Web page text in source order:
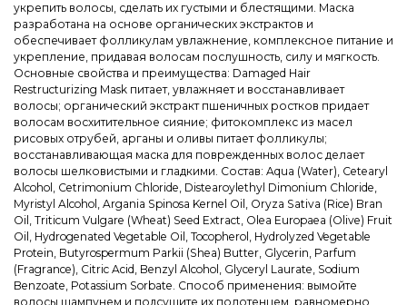
укрепить волосы, сделать их густыми и блестящими. Маска
разработана на основе органических экстрактов и
обеспечивает фолликулам увлажнение, комплексное питание и
укрепление, придавая волосам послушность, силу и мягкость.
Основные свойства и преимущества: Damaged Hair
Restructurizing Mask питает, увлажняет и восстанавливает
волосы; органический экстракт пшеничных ростков придает
волосам восхитительное сияние; фитокомплекс из масел
рисовых отрубей, арганы и оливы питает фолликулы;
восстанавливающая маска для поврежденных волос делает
волосы шелковистыми и гладкими. Состав: Aqua (Water), Cetearyl
Alcohol, Cetrimonium Chloride, Distearoylethyl Dimonium Chloride,
Myristyl Alcohol, Argania Spinosa Kernel Oil, Oryza Sativa (Rice) Bran
Oil, Triticum Vulgare (Wheat) Seed Extract, Olea Europaea (Olive) Fruit
Oil, Hydrogenated Vegetable Oil, Tocopherol, Hydrolyzed Vegetable
Protein, Butyrospermum Parkii (Shea) Butter, Glycerin, Parfum
(Fragrance), Citric Acid, Benzyl Alcohol, Glyceryl Laurate, Sodium
Benzoate, Potassium Sorbate. Способ применения: вымойте
волосы шампунем и подсушите их полотенцем, равномерно